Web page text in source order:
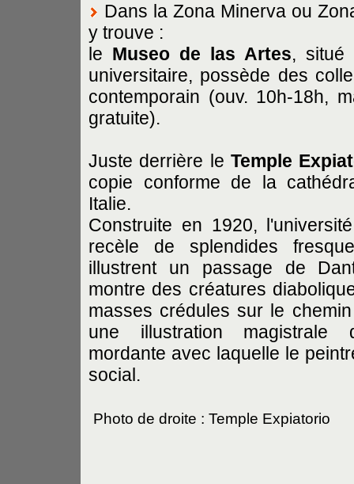
Dans la Zona Minerva ou
y trouve :
le Museo de las Artes, situé
universitaire, possède des
contemporain (ouv. 10h-18h,
gratuite).
Juste derrière le Temple
copie conforme de la
Italie.
Construite en 1920,
recèle de splendides
illustrent un passage de
montre des créatures
masses crédules sur le
une illustration
mordante avec laquelle le
social.
Photo de droite : Temple Expiatorio